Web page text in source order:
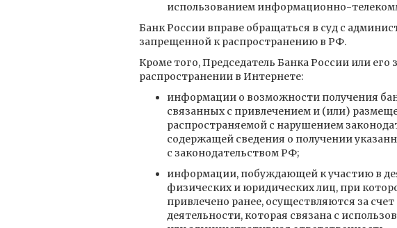
использованием информационно-
Банк России вправе обращаться в суд с
запрещенной к распространению в РФ.
Кроме того, Председатель Банка России или
распространении в Интернете:
информации о возможности получения
связанных с привлечением и (или)
распространяемой с нарушением
содержащей сведения о получении
с законодательством РФ;
информации, побуждающей к участию в
физических и юридических лиц, при
привлечено ранее, осуществляются за
деятельности, которая связана с